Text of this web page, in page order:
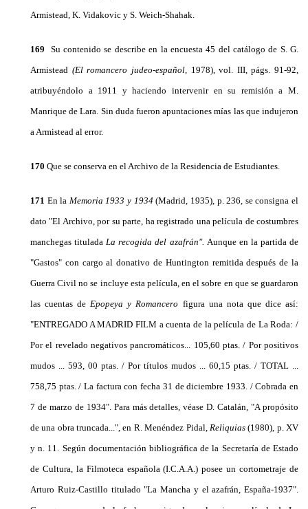
Armistead, K. Vidakovic y S. Weich-Shahak.
169 Su contenido se describe en la encuesta 45 del catálogo de S. G.
Armistead (El romancero judeo-español, 1978), vol. III, págs. 91-92,
atribuyéndolo a 1911 y haciendo intervenir en su remisión a M.
Manrique de Lara. Sin duda fueron apuntaciones mías las que indujeron
a Armistead al error.
170 Que se conserva en el Archivo de la Residencia de Estudiantes.
171 En la Memoria 1933 y 1934(Madrid, 1935), p. 236, se consigna el
dato "El Archivo, por su parte, ha registrado una película de costumbres
manchegas ti­tulada La recogida del azafrán". Aunque en la partida de
"Gastos" con cargo al donativo de Huntington re­mitida después de la
Guerra Civil no se incluye esta película, en el sobre en que se guardaron
las cuentas de Epopeya y Romancero figura una nota que dice así:
"ENTREGADO A MADRID FILM a cuenta de la película de La Roda: /
Por el revelado negativos pancromáticos... 105,60 ptas. / Por positivos
mudos ... 593, 00 ptas. / Por títulos mudos ... 60,15 ptas. / TOTAL ...
758,75 ptas. / La factura con fecha 31 de diciembre 1933. / Cobrada en
7 de marzo de 1934". Para más detalles, véase D. Catalán, "A propósito
de una obra truncada...", en R. Menéndez Pidal, Reliquias(1980), p. XV
y n. 11. Según documentación biblio­gráfica de la Secretaría de Estado
de Cultura, la Fil­moteca española (I.C.A.A.) posee un cortometraje de
Arturo Ruiz-Castillo titulado "La Mancha y el aza­frán, España-1937".